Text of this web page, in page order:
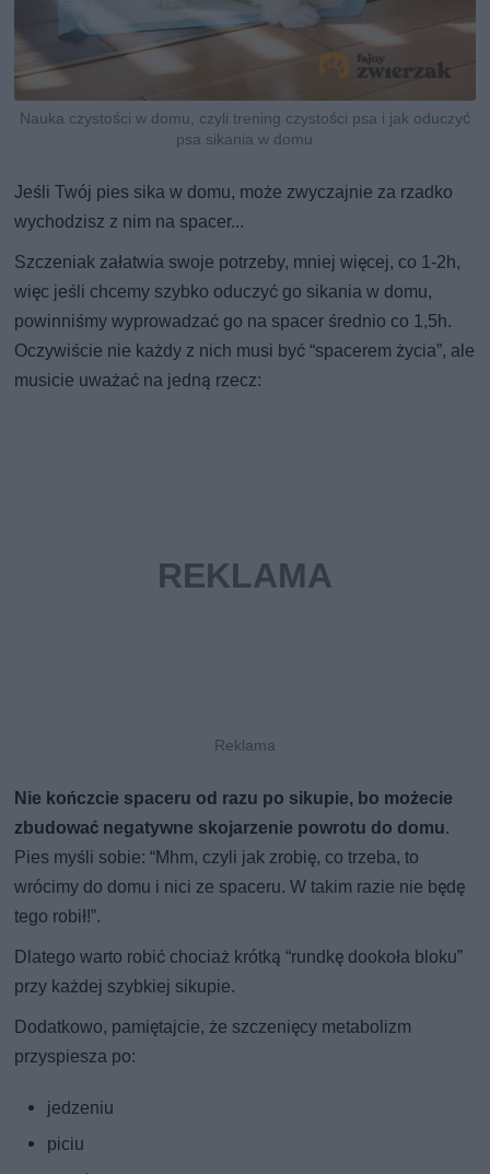
Nauka czystości w domu, czyli trening czystości psa i jak oduczyć
psa sikania w domu
Jeśli Twój pies sika w domu, może zwyczajnie za rzadko
wychodzisz z nim na spacer...
Szczeniak załatwia swoje potrzeby, mniej więcej, co 1-2h,
więc jeśli chcemy szybko oduczyć go sikania w domu,
powinniśmy wyprowadzać go na spacer średnio co 1,5h.
Oczywiście nie każdy z nich musi być “spacerem życia”, ale
musicie uważać na jedną rzecz:
Nie kończcie spaceru od razu po sikupie, bo możecie
zbudować negatywne skojarzenie powrotu do domu.
Pies myśli sobie: “Mhm, czyli jak zrobię, co trzeba, to
wrócimy do domu i nici ze spaceru. W takim razie nie będę
tego robił!”.
Dlatego warto robić chociaż krótką “rundkę dookoła bloku”
przy każdej szybkiej sikupie.
Dodatkowo, pamiętajcie, że szczenięcy metabolizm
przyspiesza po:
jedzeniu
piciu